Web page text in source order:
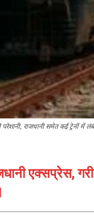
परेशानी, राजधानी समेत कई ट्रेनों में
एक्सप्रेस,